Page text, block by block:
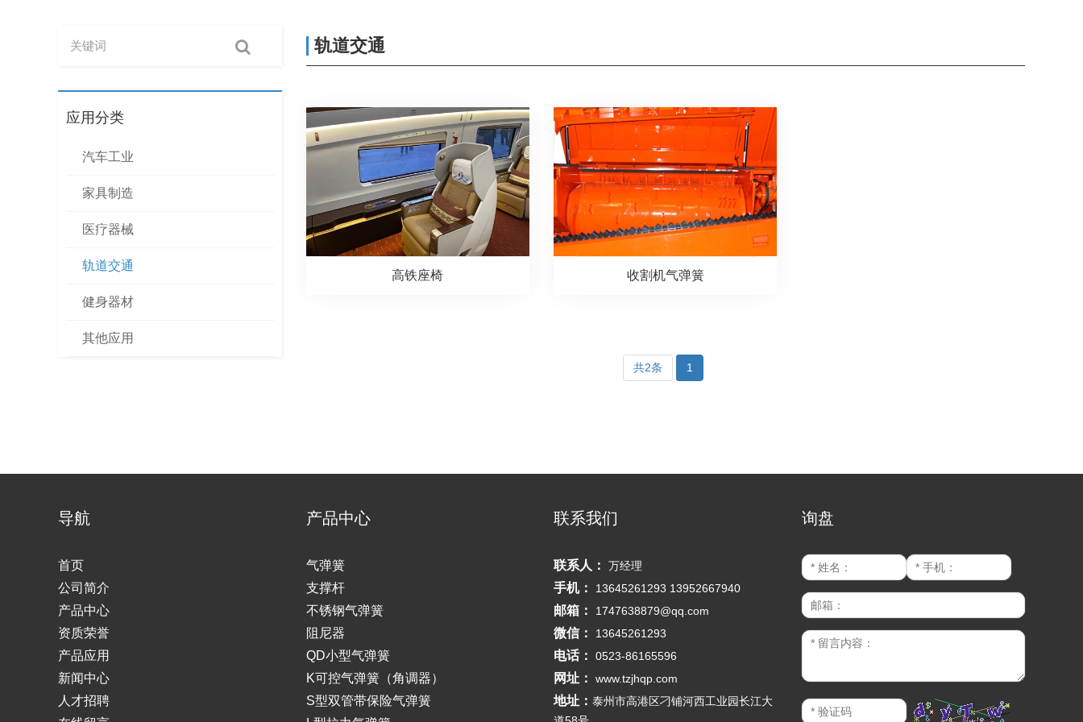
应用分类
汽车工业
家具制造
医疗器械
轨道交通
健身器材
其他应用
轨道交通
高铁座椅 收割机气弹簧
共2条 1
导航
首页
公司简介
产品中心
资质荣誉
产品应用
新闻中心
人才招聘
产品中心
气弹簧
支撑杆
不锈钢气弹簧
阻尼器
QD小型气弹簧
K可控气弹簧（角调器）
S型双管带保险气弹簧
联系我们
联系人： 万经理
手机： 13645261293 13952667940
邮箱： 1747638879@qq.com
微信： 13645261293
电话： 0523-86165596
网址： www.tzjhqp.com
地址： 泰州市高港区刁铺河西工业园长江大
询盘